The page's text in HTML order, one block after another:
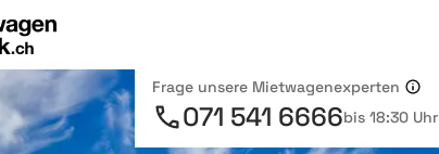
Frage unsere Mietwagenexperten
071 541 6666bis 18:30 Uhr